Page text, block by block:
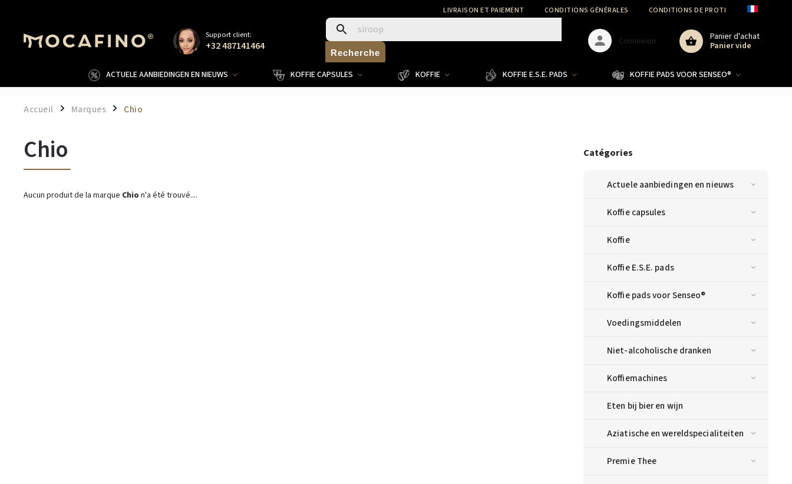
LIVRAISON ET PAIEMENT CONDITIONS GÉNÉRALES CONDITIONS DE PROTECTION DES
Support client:
+32 487141464 Recherche
Panier d'achat
Panier vide
Connexion
ACTUELE AANBIEDINGEN EN NIEUWS KOFFIE CAPSULES KOFFIE KOFFIE E.S.E. PADS KOFFIE PADS VOOR SENSEO®
Accueil / Marques / Chio
Catégories
Actuele aanbiedingen en nieuws
Koffie capsules
Koffie
Koffie E.S.E. pads
Koffie pads voor Senseo®
Voedingsmiddelen
Niet-alcoholische dranken
Koffiemachines
Eten bij bier en wijn
Aziatische en wereldspecialiteiten
Premie Thee
Chio
Aucun produit de la marque Chio n'a été trouvé....